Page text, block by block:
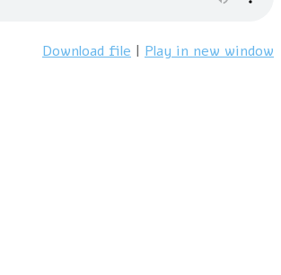
Download file | Play in new window